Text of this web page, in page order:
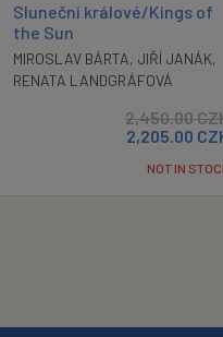
Sluneční králové/Kings of
the Sun
MIROSLAV BÁRTA, JIŘÍ JANÁK,
RENATA LANDGRÁFOVÁ
2,450.00
2,205.00
NOT IN